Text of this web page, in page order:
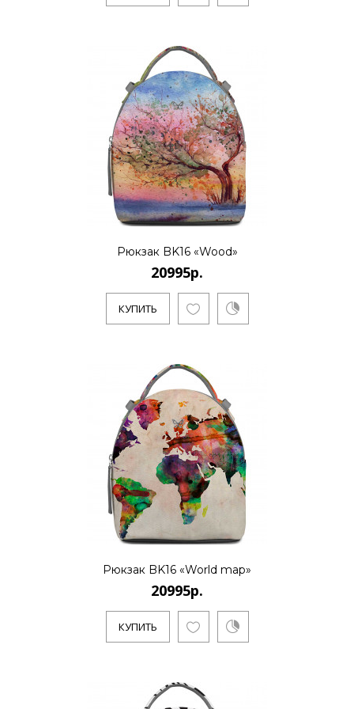
20995р.
КУПИТЬ
20995р.
20995р.
..
КУПИТЬ
20995р.
Рюкзак BK16 «Wood»
20995р.
КУПИТЬ
Рюкзак BK16 «World map»
20995р.
КУПИТЬ